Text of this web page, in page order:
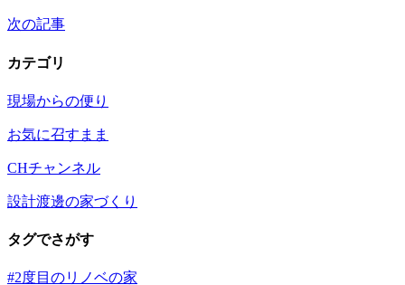
次の記事
カテゴリ
現場からの便り
お気に召すまま
CHチャンネル
設計渡邊の家づくり
タグでさがす
#2度目のリノベの家